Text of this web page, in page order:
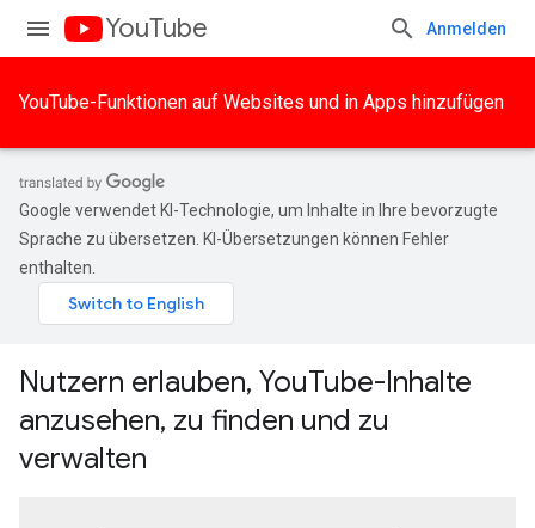
YouTube Anmelden
YouTube-Funktionen auf Websites und in Apps hinzufügen
Google verwendet KI-Technologie, um Inhalte in Ihre bevorzugte
Sprache zu übersetzen. KI-Übersetzungen können Fehler
enthalten.
Nutzern erlauben, YouTube-Inhalte
anzusehen, zu finden und zu
verwalten